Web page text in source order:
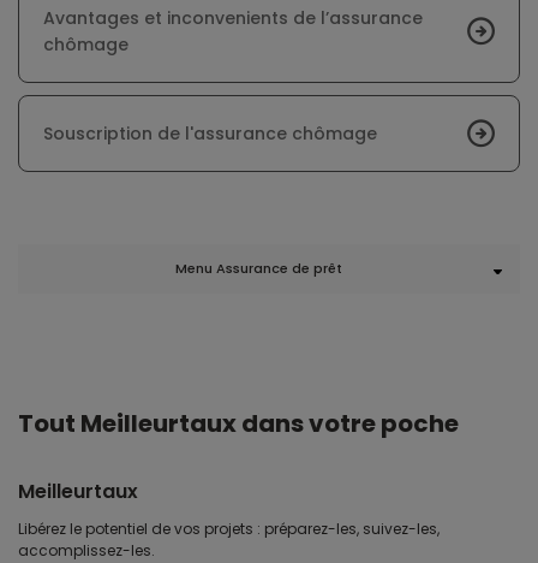
Avantages et inconvenients de l’assurance
chômage
Souscription de l'assurance chômage
Menu Assurance de prêt
Tout Meilleurtaux dans votre poche
Meilleurtaux
Libérez le potentiel de vos projets : préparez-les, suivez-les,
accomplissez-les.